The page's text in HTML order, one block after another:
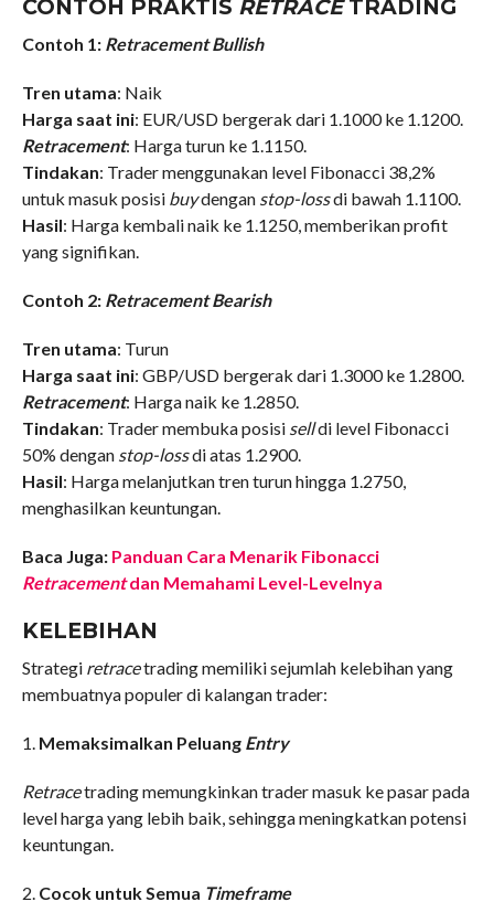
CONTOH PRAKTIS RETRACETRADING
Contoh 1: Retracement Bullish
Tren utama: Naik
Harga saat ini: EUR/USD bergerak dari 1.1000 ke 1.1200.
Retracement: Harga turun ke 1.1150.
Tindakan: Trader menggunakan level Fibonacci 38,2%
untuk masuk posisi buydengan stop-lossdi bawah 1.1100.
Hasil: Harga kembali naik ke 1.1250, memberikan profit
yang signifikan.
Contoh 2: Retracement Bearish
Tren utama: Turun
Harga saat ini: GBP/USD bergerak dari 1.3000 ke 1.2800.
Retracement: Harga naik ke 1.2850.
Tindakan: Trader membuka posisi selldi level Fibonacci
50% dengan stop-lossdi atas 1.2900.
Hasil: Harga melanjutkan tren turun hingga 1.2750,
menghasilkan keuntungan.
Baca Juga: Panduan Cara Menarik Fibonacci
Retracementdan Memahami Level-Levelnya
KELEBIHAN
Strategi retracetrading memiliki sejumlah kelebihan yang
membuatnya populer di kalangan trader:
1. Memaksimalkan Peluang Entry
Retracetrading memungkinkan trader masuk ke pasar pada
level harga yang lebih baik, sehingga meningkatkan potensi
keuntungan.
2. Cocok untuk Semua Timeframe